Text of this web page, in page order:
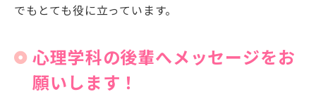
でもとても役に立っています。
心理学科の後輩へメッセージをお
願いします！